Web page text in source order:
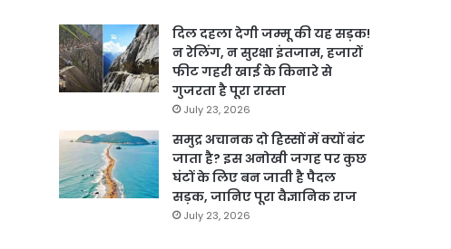
दिल दहला देगी जम्मू की यह सड़क!
न रेलिंग, न सुरक्षा इंतजाम, हजारों
फीट गहरी खाई के किनारे से
गुजरता है पूरा रास्ता
July 23, 2026
समुद्र अचानक दो हिस्सों में क्यों बंट
जाता है? इस अनोखी जगह पर कुछ
घंटों के लिए बन जाती है पैदल
सड़क, जानिए पूरा वैज्ञानिक राज
July 23, 2026